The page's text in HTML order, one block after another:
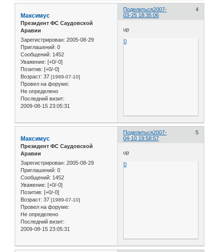
Поделиться 4
2007-
03-25 18:35:06
Максимус
Президент ФС Саудовской
Аравии
Зарегистрирован: 2005-08-29
Приглашений: 0
Сообщений: 1452
Уважение: [+0/-0]
Позитив: [+0/-0]
Возраст: 37 [1989-07-10]
Провел на форуме:
Не определено
Последний визит:
2009-08-15 23:05:31
up
0
Поделиться 5
2007-
04-10 19:58:57
Максимус
Президент ФС Саудовской
Аравии
Зарегистрирован: 2005-08-29
Приглашений: 0
Сообщений: 1452
Уважение: [+0/-0]
Позитив: [+0/-0]
Возраст: 37 [1989-07-10]
Провел на форуме:
Не определено
Последний визит:
2009-08-15 23:05:31
up
0